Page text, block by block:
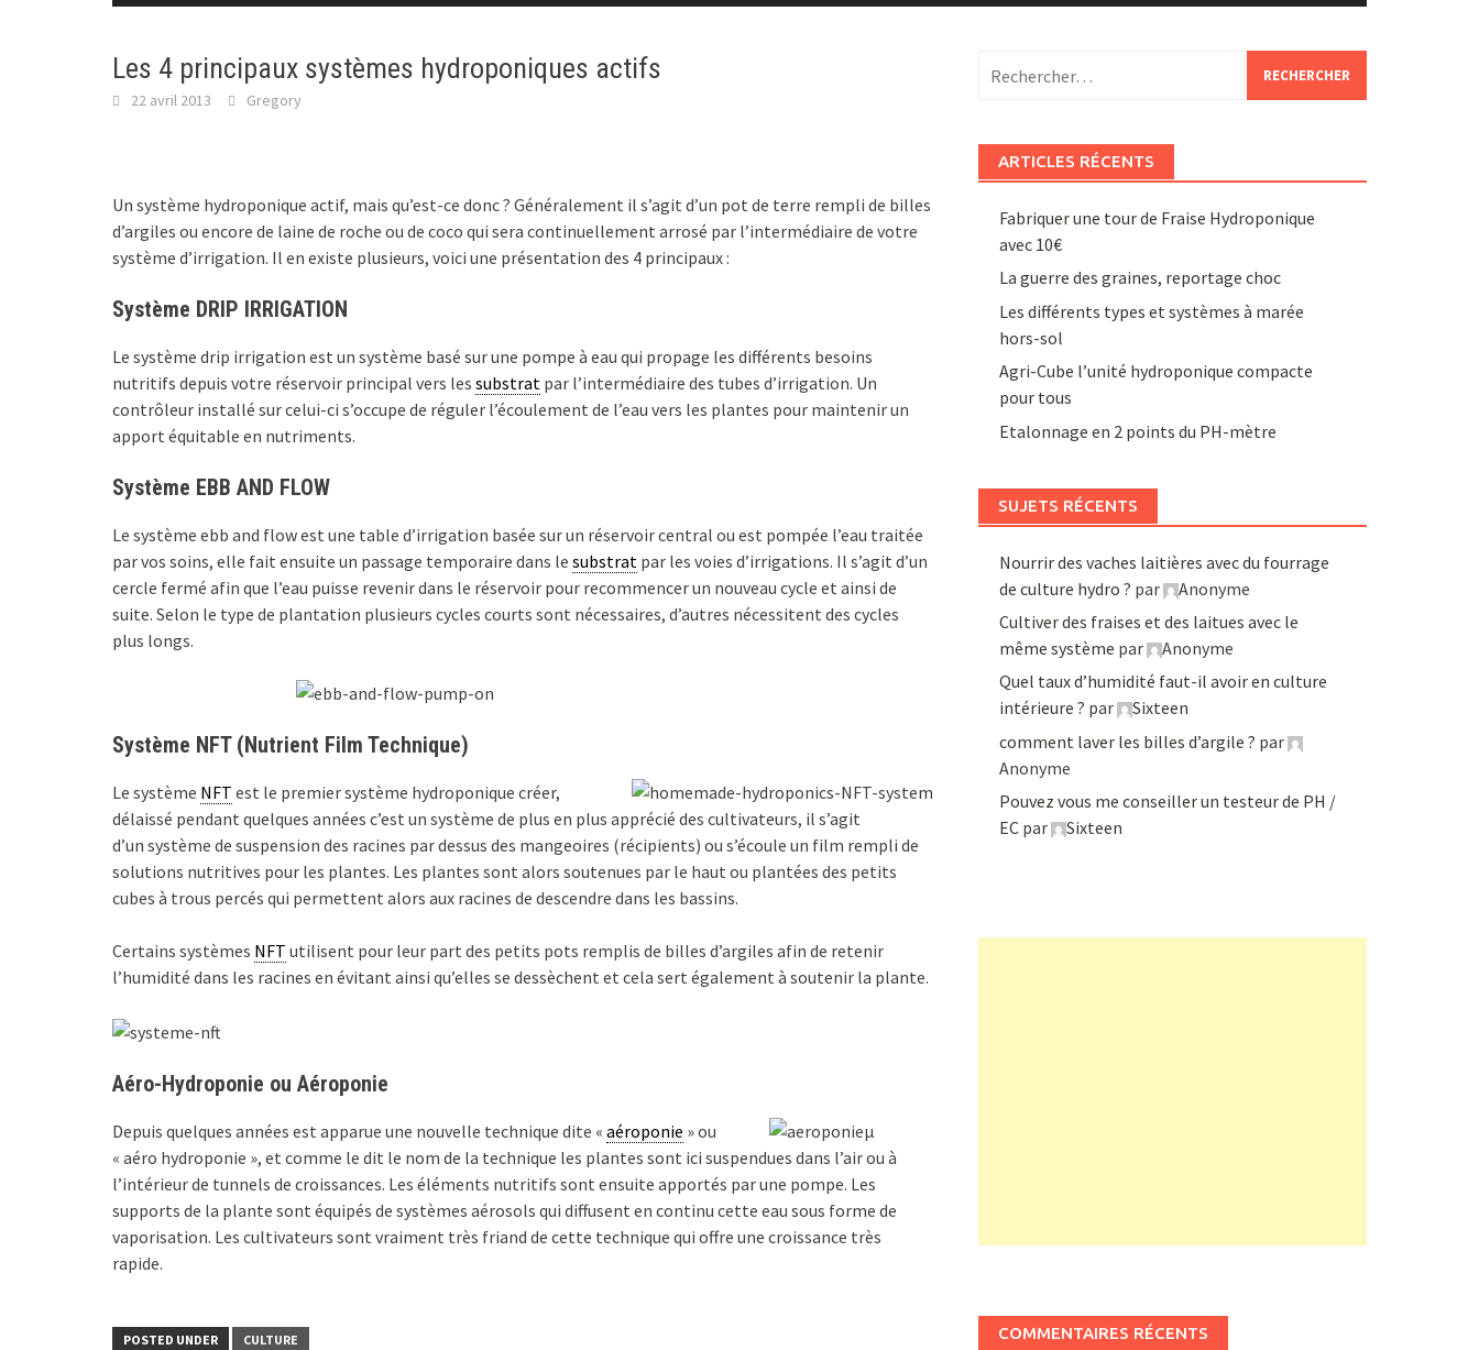
Les 4 principaux systèmes hydroponiques actifs
22 avril 2013 Gregory
Un système hydroponique actif, mais qu’est-ce donc ? Généralement il s’agit d’un pot de terre rempli de billes
d’argiles ou encore de laine de roche ou de coco qui sera continuellement arrosé par l’intermédiaire de votre
système d’irrigation. Il en existe plusieurs, voici une présentation des 4 principaux :
Système DRIP IRRIGATION
Le système drip irrigation est un système basé sur une pompe à eau qui propage les différents besoins
nutritifs depuis votre réservoir principal vers les substrat par l’intermédiaire des tubes d’irrigation. Un
contrôleur installé sur celui-ci s’occupe de réguler l’écoulement de l’eau vers les plantes pour maintenir un
apport équitable en nutriments.
Système EBB AND FLOW
Le système ebb and flow est une table d’irrigation basée sur un réservoir central ou est pompée l’eau traitée
par vos soins, elle fait ensuite un passage temporaire dans le substrat par les voies d’irrigations. Il s’agit d’un
cercle fermé afin que l’eau puisse revenir dans le réservoir pour recommencer un nouveau cycle et ainsi de
suite. Selon le type de plantation plusieurs cycles courts sont nécessaires, d’autres nécessitent des cycles
plus longs.
Système NFT (Nutrient Film Technique)
Le système NFT est le premier système hydroponique créer,
délaissé pendant quelques années c’est un système de plus en plus apprécié des cultivateurs, il s’agit
d’un système de suspension des racines par dessus des mangeoires (récipients) ou s’écoule un film rempli de
solutions nutritives pour les plantes. Les plantes sont alors soutenues par le haut ou plantées des petits
cubes à trous percés qui permettent alors aux racines de descendre dans les bassins.
Certains systèmes NFT utilisent pour leur part des petits pots remplis de billes d’argiles afin de retenir
l’humidité dans les racines en évitant ainsi qu’elles se dessèchent et cela sert également à soutenir la plante.
Aéro-Hydroponie ou Aéroponie
Depuis quelques années est apparue une nouvelle technique dite « aéroponie » ou
« aéro hydroponie », et comme le dit le nom de la technique les plantes sont ici suspendues dans l’air ou à
l’intérieur de tunnels de croissances. Les éléments nutritifs sont ensuite apportés par une pompe. Les
supports de la plante sont équipés de systèmes aérosols qui diffusent en continu cette eau sous forme de
vaporisation. Les cultivateurs sont vraiment très friand de cette technique qui offre une croissance très
rapide.
POSTED UNDER
CULTURE
ARTICLES RÉCENTS
Fabriquer une tour de Fraise Hydroponique
avec 10€
La guerre des graines, reportage choc
Les différents types et systèmes à marée
hors-sol
Agri-Cube l’unité hydroponique compacte
pour tous
Etalonnage en 2 points du PH-mètre
SUJETS RÉCENTS
Nourrir des vaches laitières avec du fourrage
de culture hydro ? par
Anonyme
Cultiver des fraises et des laitues avec le
même système par
Anonyme
Quel taux d’humidité faut-il avoir en culture
intérieure ? par
Sixteen
comment laver les billes d’argile ? par
Anonyme
Pouvez vous me conseiller un testeur de PH /
ECpar Sixteen
COMMENTAIRES RÉCENTS